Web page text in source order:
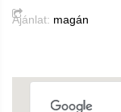
Ajánlat: magán